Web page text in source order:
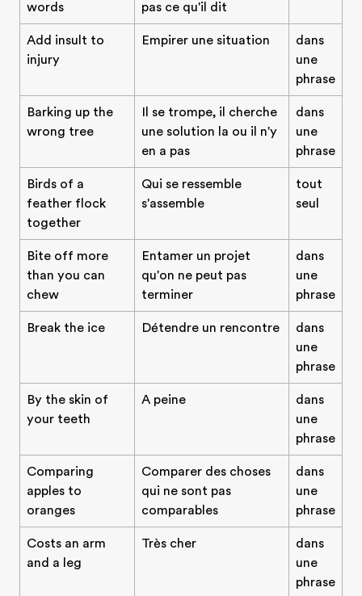
words
pas ce qu'il dit
Add insult to
injury
Empirer une situation
dans
une
phrase
Barking up the
wrong tree
Il se trompe, il cherche
une solution la ou il n'y
en a pas
dans
une
phrase
Birds of a
feather flock
together
Qui se ressemble
s'assemble
tout
seul
Bite off more
than you can
chew
Entamer un projet
qu'on ne peut pas
terminer
dans
une
phrase
Break the ice Détendre un rencontre
dans
une
phrase
By the skin of
your teeth
A peine
dans
une
phrase
Comparing
apples to
oranges
Comparer des choses
qui ne sont pas
comparables
dans
une
phrase
Costs an arm
and a leg
Très cher
dans
une
phrase